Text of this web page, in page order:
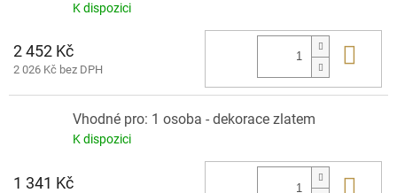
K dispozici
2 452 Kč
2 026 Kč bez DPH
Vhodné pro: 1 osoba - dekorace zlatem
K dispozici
1 341 Kč